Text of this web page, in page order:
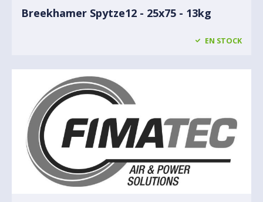
Breekhamer Spytze12 - 25x75 - 13kg
EN STOCK